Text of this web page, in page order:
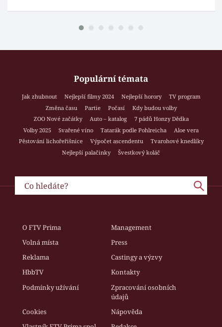
Populární témata
Jak zhubnout Nejlepší filmy 2024 Nejlepší horory
TV program
Změna času
Partie Počasí
Kdy budou volby
ZOO Nové začátky
Auto – katalog
7 pádů Honzy Dědka
Volby 2025
Svařené víno Tatarák podle Pohlreicha
Aloe vera
Pěstování lichořeřišnice
Výpočet ascendentu
Tvarohové knedlíky
Nejlepší palačinky
Švestkový koláč
O FTV Prima
Management
Volná místa
Press
Reklama
Castingy a výzvy
HbbTV
Kontakty
Podmínky užívání
Zpracování osobních
údajů
Cookies
Nápověda